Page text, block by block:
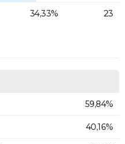
34,33% 23
59,84%
40,16%